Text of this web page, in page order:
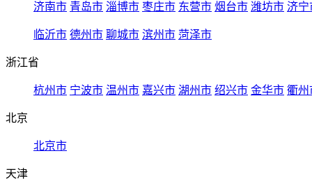
济南市 青岛市 淄博市 枣庄市 东营市 烟台市 潍坊市 济宁
临沂市 德州市 聊城市 滨州市 菏泽市
浙江省
杭州市 宁波市 温州市 嘉兴市 湖州市 绍兴市 金华市 衢州
北京
北京市
天津